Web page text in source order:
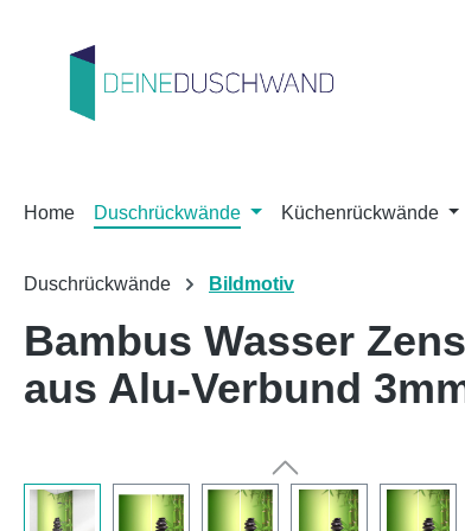
Home Duschrückwände Küchenrückwände
Duschrückwände Bildmotiv
Bambus Wasser
aus Alu-Verbund